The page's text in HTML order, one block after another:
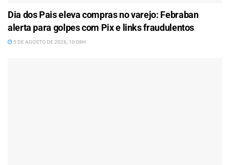
Dia dos Pais eleva compras no varejo: Febraban
alerta para golpes com Pix e links fraudulentos
5 DE AGOSTO DE 2026, 10:08H